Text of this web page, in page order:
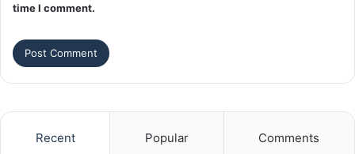
time I comment.
Recent Popular Comments